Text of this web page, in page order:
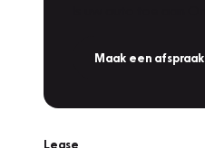
Maak een afspraak
Lease